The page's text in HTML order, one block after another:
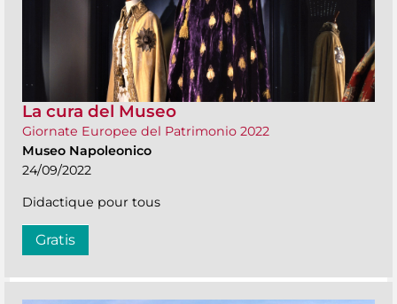
La cura del Museo
Giornate Europee del Patrimonio 2022
Museo Napoleonico
24/09/2022
Didactique pour tous
Gratis